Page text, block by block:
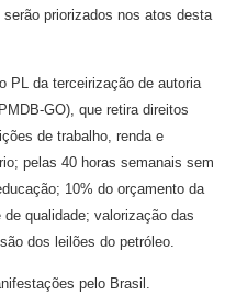
priorizados nos atos desta
da terceirização de autoria
GO), que retira direitos
de trabalho, renda e
pelas 40 horas semanais sem
10% do orçamento da
qualidade; valorização das
dos leilões do petróleo.
pelo Brasil.